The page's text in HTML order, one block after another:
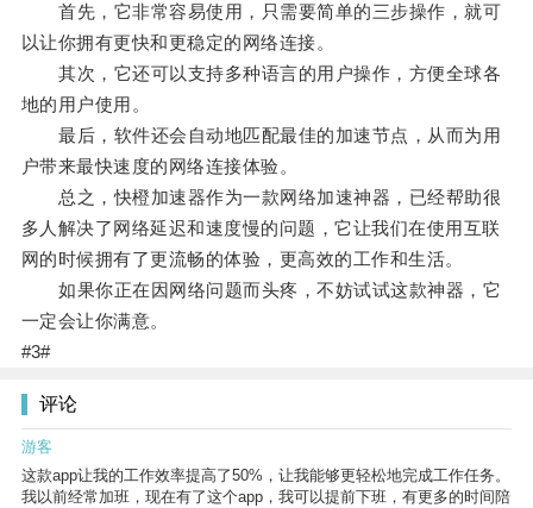
首先，它非常容易使用，只需要简单的三步操作，就可
以让你拥有更快和更稳定的网络连接。
其次，它还可以支持多种语言的用户操作，方便全球各
地的用户使用。
最后，软件还会自动地匹配最佳的加速节点，从而为用
户带来最快速度的网络连接体验。
总之，快橙加速器作为一款网络加速神器，已经帮助很
多人解决了网络延迟和速度慢的问题，它让我们在使用互联
网的时候拥有了更流畅的体验，更高效的工作和生活。
如果你正在因网络问题而头疼，不妨试试这款神器，它
一定会让你满意。
#3#
评论
游客
这款app让我的工作效率提高了50%，让我能够更轻松地完成工作任务。
我以前经常加班，现在有了这个app，我可以提前下班，有更多的时间陪